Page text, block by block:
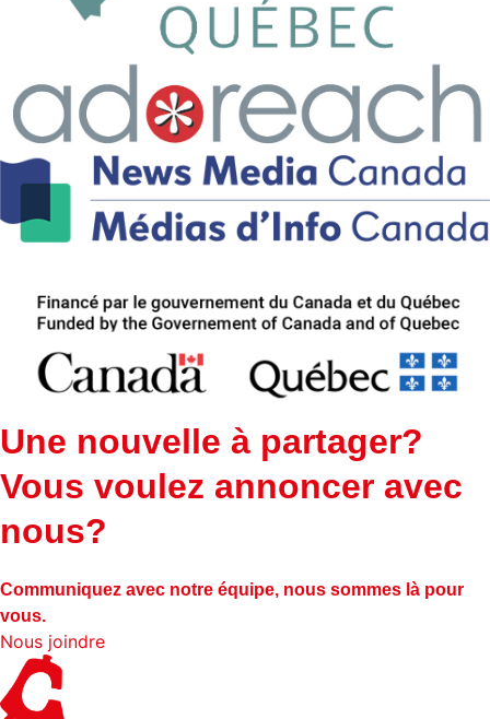
Une nouvelle à partager?
Vous voulez annoncer avec
nous?
Communiquez avec notre équipe, nous sommes là pour
vous.
Nous joindre